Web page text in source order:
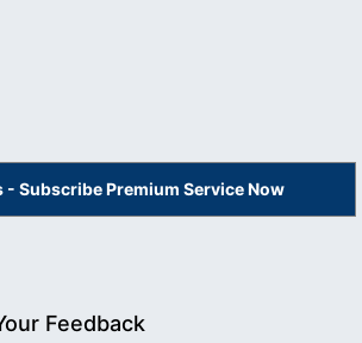
- Subscribe Premium Service Now
Feedback